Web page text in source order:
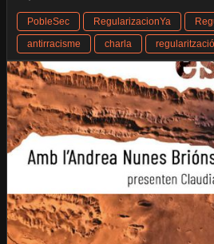
PobleSec RegularizacionYa
antirracisme
charla regularització